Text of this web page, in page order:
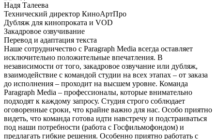
Надя Талеева
Технический директор КиноАртПро
Дубляж для кинопроката и VOD
Закадровое озвучивание
Перевод и адаптация текста
Наше сотрудничество с Paragraph Media всегда оставляет
исключительно положительные впечатления. В
независимости от того, закадровое озвучание или дубляж,
взаимодействие с командой студии на всех этапах – от заказа
до исполнения – проходит на высшем уровне. Команда
Paragraph Media – профессионалы, которые внимательно
подходят к каждому запросу. Студия строго соблюдает
оговоренные сроки, что крайне важно для нас. Особо приятно
видеть, что команда готова идти навстречу и подстраиваться
под наши потребности (работа с Госфильмофондом) и
предлагать гибкие решения. Особенно приятно работать с